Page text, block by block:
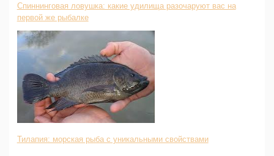
Спиннинговая ловушка: какие удилища разочаруют вас на
первой же рыбалке
Тилапия: морская рыба с уникальными свойствами